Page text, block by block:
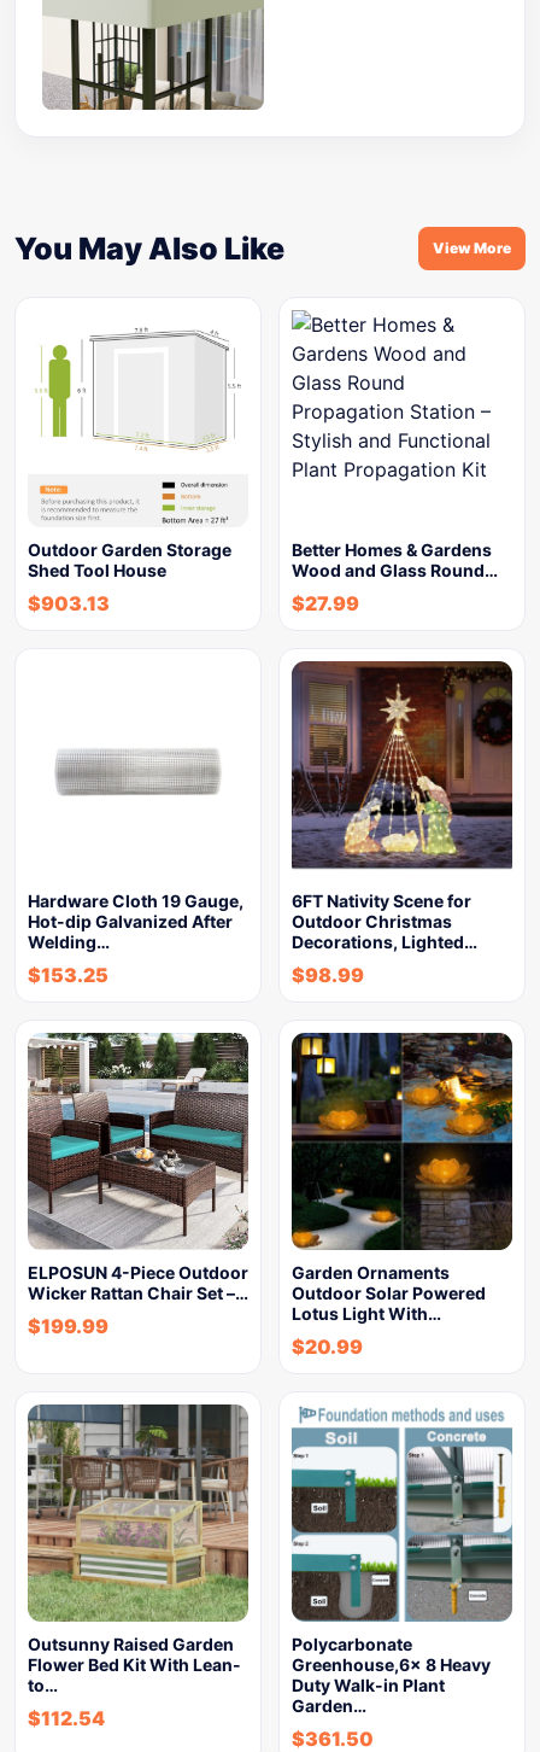
You May Also Like View More
Outdoor Garden Storage
Shed Tool House
$903.13
Better Homes & Gardens
Wood and Glass Round…
$27.99
Hardware Cloth 19 Gauge,
Hot-dip Galvanized After
Welding…
$153.25
6FT Nativity Scene for
Outdoor Christmas
Decorations, Lighted…
$98.99
ELPOSUN 4-Piece Outdoor
Wicker Rattan Chair Set –…
$199.99
Garden Ornaments
Outdoor Solar Powered
Lotus Light With…
$20.99
Outsunny Raised Garden
Flower Bed Kit With Lean-
to…
$112.54
Polycarbonate
Greenhouse,6x 8 Heavy
Duty Walk-in Plant
Garden…
$361.50